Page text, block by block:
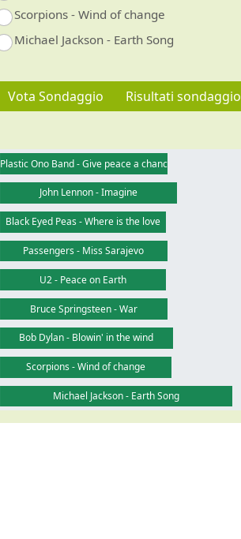
Scorpions - Wind of change
Michael Jackson - Earth Song
Vota Sondaggio Risultati sondaggio
Plastic Ono Band - Give peace a chance
John Lennon - Imagine
Black Eyed Peas - Where is the love
Passengers - Miss Sarajevo
U2 - Peace on Earth
Bruce Springsteen - War
Bob Dylan - Blowin' in the wind
Scorpions - Wind of change
Michael Jackson - Earth Song